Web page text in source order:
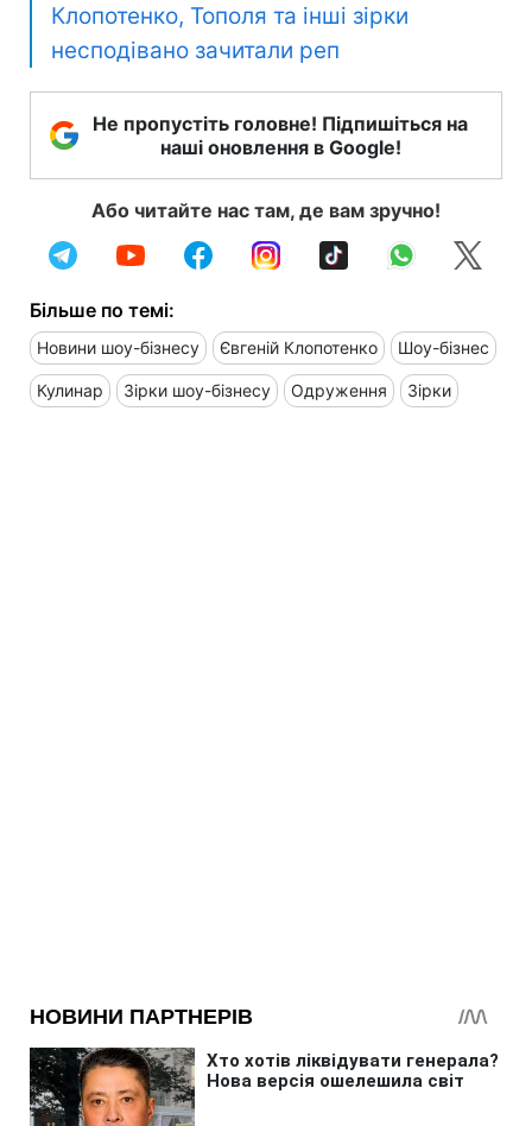
Клопотенко, Тополя та інші зірки
несподівано зачитали реп
Не пропустіть головне! Підпишіться на
наші оновлення в Google!
Або читайте нас там, де вам зручно!
Більше по темі:
Новини шоу-бізнесу Євгеній Клопотенко Шоу-бізнес
Кулинар Зірки шоу-бізнесу Одруження Зірки